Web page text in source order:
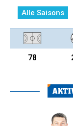
Alle Saisons
78